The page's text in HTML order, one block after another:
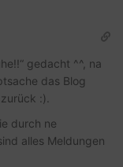
gedacht ^^, na
das Blog
:).
durch ne
alles Meldungen